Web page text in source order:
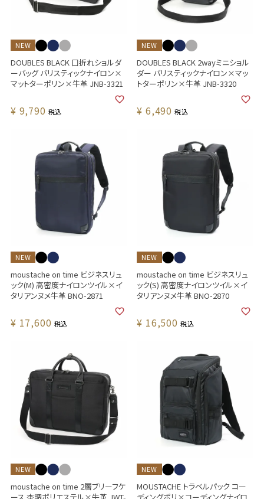
NEW
DOUBLES BLACK 口折れショルダ
ーバッグ バリスティックナイロン×
マットターポリン×牛革 JNB-3321
¥ 9,790 税込
NEW
DOUBLES BLACK 2wayミニショル
ダー バリスティックナイロン×マッ
トターポリン×牛革 JNB-3320
¥ 6,490 税込
NEW
moustache on time ビジネスリュ
ック(M) 高密度ナイロンツイル×イ
タリアンヌメ牛革 BNO-2871
¥ 17,600 税込
NEW
moustache on time ビジネスリュ
ック(S) 高密度ナイロンツイル×イ
タリアンヌメ牛革 BNO-2870
¥ 16,500 税込
NEW
moustache on time 2層ブリーフケ
ース 杢調ポリエステル×牛革 JWT-
NEW
MOUSTACHE トラベルパック コー
ディングポリ×コーディングナイロ